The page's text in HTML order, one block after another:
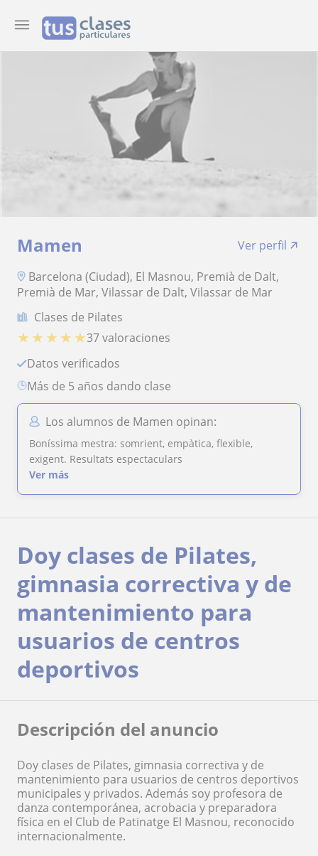
Mamen
Ver perfil
Barcelona (Ciudad), El Masnou, Premià de Dalt,
Premià de Mar, Vilassar de Dalt, Vilassar de Mar
Clases de Pilates
★ ★ ★ ★ ★37 valoraciones
Datos verificados
más de 5 años dando clase
Los alumnos de Mamen opinan:
Boníssima mestra: somrient, empàtica, flexible,
exigent. Resultats espectaculars
Ver más
Doy clases de Pilates,
gimnasia correctiva y de
mantenimiento para
usuarios de centros
deportivos
Descripción del anuncio
Doy clases de Pilates, gimnasia correctiva y de
mantenimiento para usuarios de centros deportivos
municipales y privados. Además soy profesora de
danza contemporánea, acrobacia y preparadora
física en el Club de Patinatge El Masnou, reconocido
internacionalmente.